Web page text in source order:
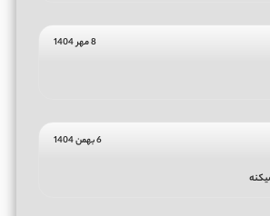
8 مهر 1404
6 بهمن 1404